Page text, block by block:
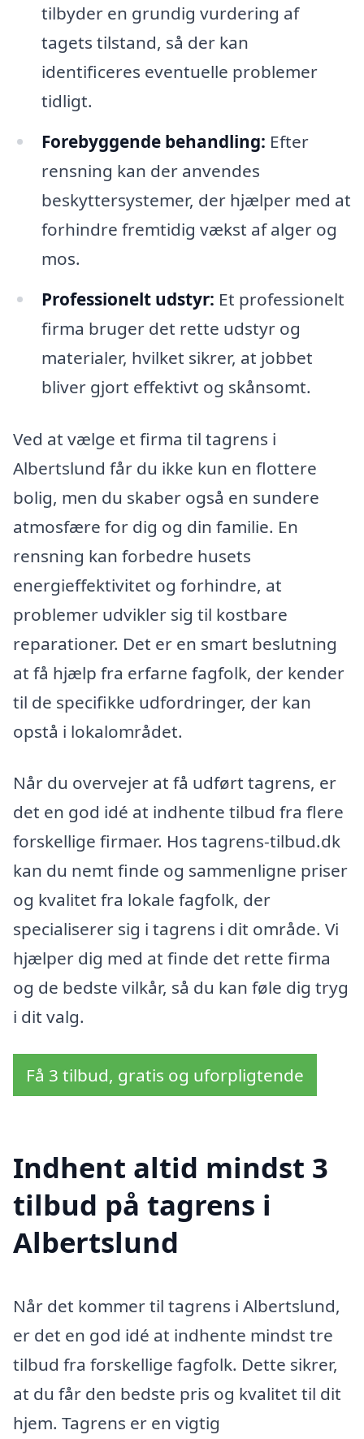
tilbyder en grundig vurdering af
tagets tilstand, så der kan
identificeres eventuelle problemer
tidligt.
Forebyggende behandling: Efter
rensning kan der anvendes
beskyttersystemer, der hjælper med at
forhindre fremtidig vækst af alger og
mos.
Professionelt udstyr: Et professionelt
firma bruger det rette udstyr og
materialer, hvilket sikrer, at jobbet
bliver gjort effektivt og skånsomt.
Ved at vælge et firma til tagrens i
Albertslund får du ikke kun en flottere
bolig, men du skaber også en sundere
atmosfære for dig og din familie. En
rensning kan forbedre husets
energieffektivitet og forhindre, at
problemer udvikler sig til kostbare
reparationer. Det er en smart beslutning
at få hjælp fra erfarne fagfolk, der kender
til de specifikke udfordringer, der kan
opstå i lokalområdet.
Når du overvejer at få udført tagrens, er
det en god idé at indhente tilbud fra flere
forskellige firmaer. Hos tagrens-tilbud.dk
kan du nemt finde og sammenligne priser
og kvalitet fra lokale fagfolk, der
specialiserer sig i tagrens i dit område. Vi
hjælper dig med at finde det rette firma
og de bedste vilkår, så du kan føle dig tryg
i dit valg.
Få 3 tilbud, gratis og uforpligtende
Indhent altid mindst 3
tilbud på tagrens i
Albertslund
Når det kommer til tagrens i Albertslund,
er det en god idé at indhente mindst tre
tilbud fra forskellige fagfolk. Dette sikrer,
at du får den bedste pris og kvalitet til dit
hjem. Tagrens er en vigtig